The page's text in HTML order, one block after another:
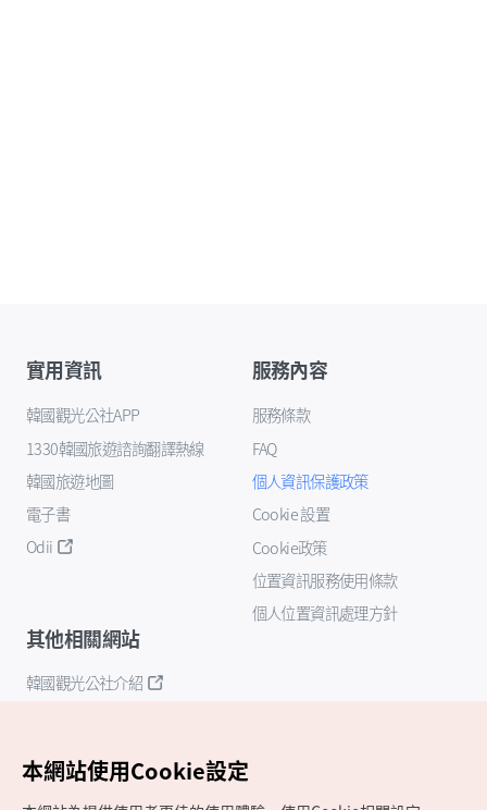
實用資訊
韓國觀光公社APP
1330韓國旅遊諮詢翻譯熱線
韓國旅遊地圖
電子書
Odii
服務內容
服務條款
FAQ
個人資訊保護政策
Cookie 設置
Cookie政策
位置資訊服務使用條款
個人位置資訊處理方針
其他相關網站
韓國觀光公社介紹
本網站使用Cookie設定